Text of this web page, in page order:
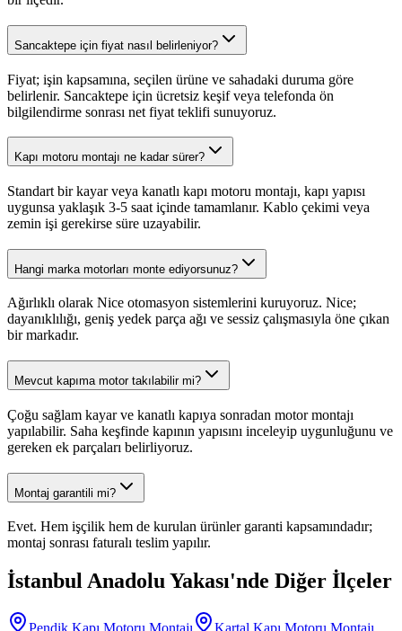
Sancaktepe için fiyat nasıl belirleniyor?
Fiyat; işin kapsamına, seçilen ürüne ve sahadaki duruma göre
belirlenir. Sancaktepe için ücretsiz keşif veya telefonda ön
bilgilendirme sonrası net fiyat teklifi sunuyoruz.
Kapı motoru montajı ne kadar sürer?
Standart bir kayar veya kanatlı kapı motoru montajı, kapı yapısı
uygunsa yaklaşık 3-5 saat içinde tamamlanır. Kablo çekimi veya
zemin işi gerekirse süre uzayabilir.
Hangi marka motorları monte ediyorsunuz?
Ağırlıklı olarak Nice otomasyon sistemlerini kuruyoruz. Nice;
dayanıklılığı, geniş yedek parça ağı ve sessiz çalışmasıyla öne çıkan
bir markadır.
Mevcut kapıma motor takılabilir mi?
Çoğu sağlam kayar ve kanatlı kapıya sonradan motor montajı
yapılabilir. Saha keşfinde kapının yapısını inceleyip uygunluğunu ve
gereken ek parçaları belirliyoruz.
Montaj garantili mi?
Evet. Hem işçilik hem de kurulan ürünler garanti kapsamındadır;
montaj sonrası faturalı teslim yapılır.
İstanbul Anadolu Yakası'nde Diğer İlçeler
Pendik Kapı Motoru Montajı Kartal Kapı Motoru Montajı